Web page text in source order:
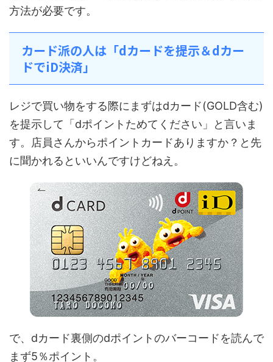
方法が必要です。
カード派の人は「dカードを提示＆dカー
ドでiD決済」
レジで買い物をする際にまずはdカード(GOLD含む)
を提示して「dポイントためてください」と言いま
す。店員さんからポイントカードありますか？と先
に聞かれるといいんですけどねえ。
で、dカード裏側のdポイントのバーコードを読んで
まず5％ポイント。